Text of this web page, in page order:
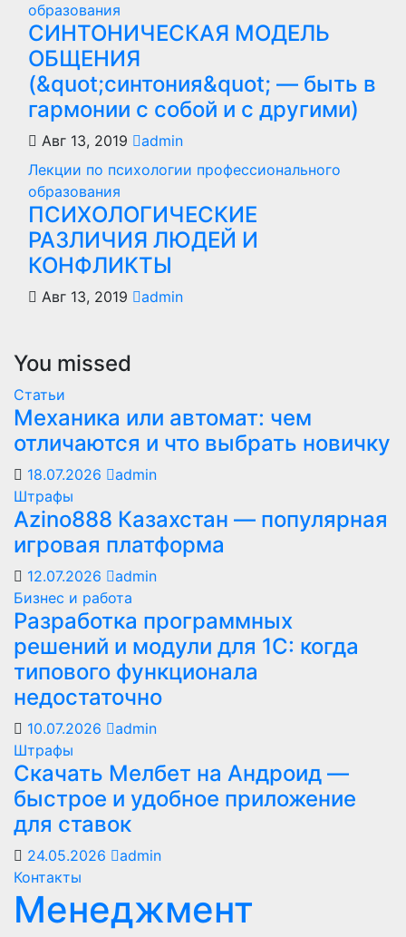
образования
СИНТОНИЧЕСКАЯ МОДЕЛЬ
ОБЩЕНИЯ
(&quot;синтония&quot; — быть в
гармонии с собой и с другими)
Авг 13, 2019
admin
Лекции по психологии профессионального
образования
ПСИХОЛОГИЧЕСКИЕ
РАЗЛИЧИЯ ЛЮДЕЙ И
КОНФЛИКТЫ
Авг 13, 2019 admin
You missed
Статьи
Механика или автомат: чем
отличаются и что выбрать новичку
18.07.2026
admin
Штрафы
Azino888 Казахстан — популярная
игровая платформа
12.07.2026
admin
Бизнес и работа
Разработка программных
решений и модули для 1С: когда
типового функционала
недостаточно
10.07.2026
admin
Штрафы
Скачать Мелбет на Андроид —
быстрое и удобное приложение
для ставок
24.05.2026
admin
Контакты
Менеджмент